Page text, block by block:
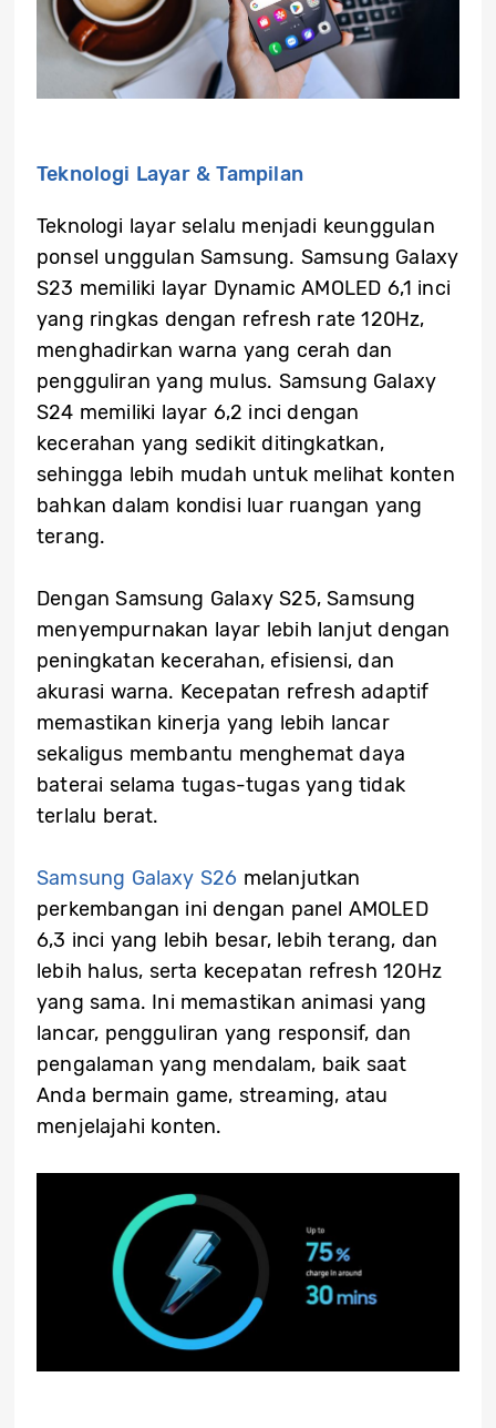
Teknologi Layar & Tampilan
Teknologi layar selalu menjadi keunggulan
ponsel unggulan Samsung. Samsung Galaxy
S23 memiliki layar Dynamic AMOLED 6,1 inci
yang ringkas dengan refresh rate 120Hz,
menghadirkan warna yang cerah dan
pengguliran yang mulus. Samsung Galaxy
S24 memiliki layar 6,2 inci dengan
kecerahan yang sedikit ditingkatkan,
sehingga lebih mudah untuk melihat konten
bahkan dalam kondisi luar ruangan yang
terang.
Dengan Samsung Galaxy S25, Samsung
menyempurnakan layar lebih lanjut dengan
peningkatan kecerahan, efisiensi, dan
akurasi warna. Kecepatan refresh adaptif
memastikan kinerja yang lebih lancar
sekaligus membantu menghemat daya
baterai selama tugas-tugas yang tidak
terlalu berat.
Samsung Galaxy S26 melanjutkan
perkembangan ini dengan panel AMOLED
6,3 inci yang lebih besar, lebih terang, dan
lebih halus, serta kecepatan refresh 120Hz
yang sama. Ini memastikan animasi yang
lancar, pengguliran yang responsif, dan
pengalaman yang mendalam, baik saat
Anda bermain game, streaming, atau
menjelajahi konten.